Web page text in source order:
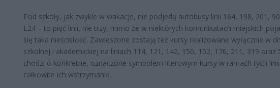
Pod szkoły, jak zwykle w wakacje, nie podjedą autobusy linii 164, 198, 201,
L24 – to pięć linii, nie trzy, mimo że w niektórych komunikatach miejskich
się taka nieścisłość. Zawieszone zostają też kursy realizowane wyłącznie w
szkolnej i akademickiej na liniach 114, 121, 142, 150, 152, 176, 211, 319 oraz
chodzi o konkretne, oznaczone symbolem literowym kursy w ramach tych
całkowite ich wstrzymanie.